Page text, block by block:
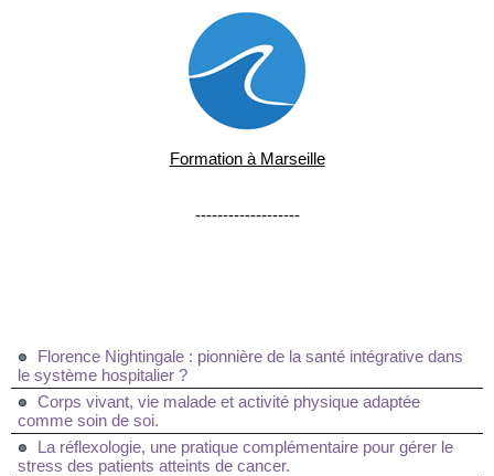
Formation à Marseille
-------------------
Florence Nightingale : pionnière de la santé intégrative dans
le système hospitalier ?
Corps vivant, vie malade et activité physique adaptée
comme soin de soi.
La réflexologie, une pratique complémentaire pour gérer le
stress des patients atteints de cancer.